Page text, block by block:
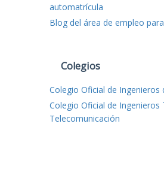
automatrícula
Blog del área de empleo
Colegios
Colegio Oficial de Ingenieros
Colegio Oficial de Ingenieros
Telecomunicación